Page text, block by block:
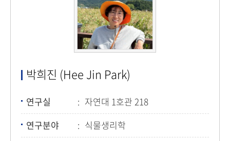
박희진 (Hee Jin Park)
연구실
자연대 1호관 218
연구분야
식물생리학